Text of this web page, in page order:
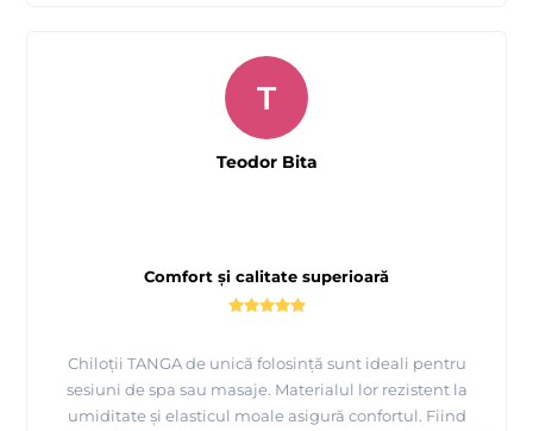
Comfort și calitate superioară
Chiloții TANGA de unică folosință sunt ideali pentru
sesiuni de spa sau masaje. Materialul lor rezistent la
umiditate și elasticul moale asigură confortul. Fiind
T
Teodor Bita